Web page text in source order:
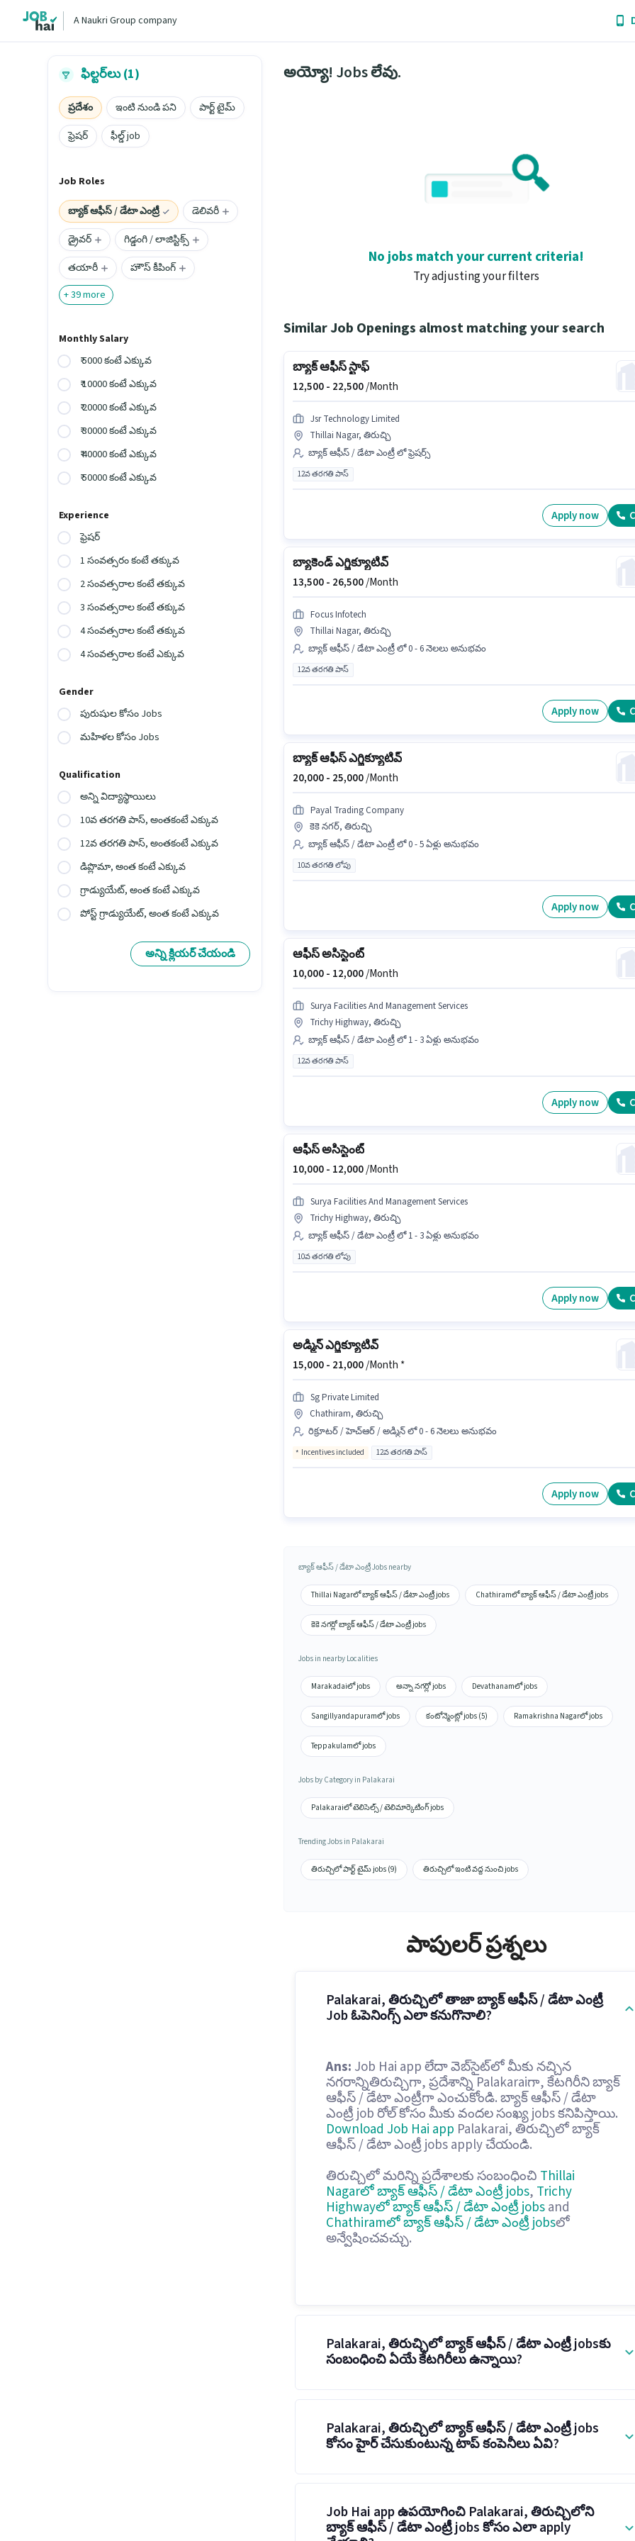
A Naukri Group company
ఫిల్టర్‌లు (1)
ప్రదేశం ఇంటి నుండి పని
పార్ట్ టైమ్
ఫ్రెషర్
ఫీల్డ్ job
Job Roles
బ్యాక్ ఆఫీస్ / డేటా ఎంట్రీ
డెలివరీ
డ్రైవర్
గిడ్డంగి / లాజిస్టిక్స్
తయారీ
హౌస్ కీపింగ్
+39more
Monthly Salary
₹ 5000 కంటే ఎక్కువ
₹ 10000 కంటే ఎక్కువ
₹ 20000 కంటే ఎక్కువ
₹ 30000 కంటే ఎక్కువ
₹ 40000 కంటే ఎక్కువ
₹ 50000 కంటే ఎక్కువ
Experience
ఫ్రెషర్
1 సంవత్సరం కంటే తక్కువ
2 సంవత్సరాల కంటే తక్కువ
3 సంవత్సరాల కంటే తక్కువ
4 సంవత్సరాల కంటే తక్కువ
4 సంవత్సరాల కంటే ఎక్కువ
Gender
పురుషుల కోసం Jobs
మహిళల కోసం Jobs
Qualification
అన్ని విద్యాస్థాయిలు
10వ తరగతి పాస్, అంతకంటే ఎక్కువ
12వ తరగతి పాస్, అంతకంటే ఎక్కువ
డిప్లొమా, అంత కంటే ఎక్కువ
గ్రాడ్యుయేట్, అంత కంటే ఎక్కువ
పోస్ట్ గ్రాడ్యుయేట్, అంత కంటే ఎక్కువ
అన్ని క్లియర్ చేయండి
అయ్యో! Jobs లేవు.
No jobs match your current criteria!
Try adjusting your filters
Similar Job Openings almost matching your search
బ్యాక్ ఆఫీస్ స్టాఫ్
12,500 - 22,500/Month
Jsr Technology Limited
Thillai Nagar, తిరుచ్చి
బ్యాక్ ఆఫీస్ / డేటా ఎంట్రీ లో ఫ్రెషర్స్
12వ తరగతి పాస్
Apply now
బ్యాకెండ్ ఎగ్జిక్యూటివ్
13,500 - 26,500/Month
Focus Infotech
Thillai Nagar, తిరుచ్చి
బ్యాక్ ఆఫీస్ / డేటా ఎంట్రీ లో 0 - 6 నెలలు అనుభవం
12వ తరగతి పాస్
Apply now
బ్యాక్ ఆఫీస్ ఎగ్జిక్యూటివ్
20,000 - 25,000/Month
Payal Trading Company
కెకె నగర్, తిరుచ్చి
బ్యాక్ ఆఫీస్ / డేటా ఎంట్రీ లో 0 - 5 ఏళ్లు అనుభవం
10వ తరగతి లోపు
Apply now
ఆఫీస్ అసిస్టెంట్
10,000 - 12,000/Month
Surya Facilities And Management Services
Trichy Highway, తిరుచ్చి
బ్యాక్ ఆఫీస్ / డేటా ఎంట్రీ లో 1 - 3 ఏళ్లు అనుభవం
12వ తరగతి పాస్
Apply now
ఆఫీస్ అసిస్టెంట్
10,000 - 12,000/Month
Surya Facilities And Management Services
Trichy Highway, తిరుచ్చి
బ్యాక్ ఆఫీస్ / డేటా ఎంట్రీ లో 1 - 3 ఏళ్లు అనుభవం
10వ తరగతి లోపు
Apply now
అడ్మిన్ ఎగ్జిక్యూటివ్
15,000 - 21,000/Month *
Sg Private Limited
Chathiram, తిరుచ్చి
రిక్రూటర్ / హెచ్ఆర్ / అడ్మిన్ లో 0 - 6 నెలలు అనుభవం
Incentives included 12వ తరగతి పాస్
Apply now
బ్యాక్ ఆఫీస్ / డేటా ఎంట్రీ Jobs nearby
Thillai Nagarలో బ్యాక్ ఆఫీస్ / డేటా ఎంట్రీ jobs Chathiramలో బ్యాక్ ఆఫీస్ / డేటా ఎంట్రీ jobs
కెకె నగర్లో బ్యాక్ ఆఫీస్ / డేటా ఎంట్రీ jobs
Jobs in nearby Localities
Marakadaiలో jobs అన్నా నగర్లో jobs Devathanamలో jobs
Sangillyandapuramలో jobs కంటోన్మెంట్లో jobs (5) Ramakrishna Nagarలో jobs
Teppakulamలో jobs
Jobs by Category in Palakarai
Palakaraiలో టెలిసెల్స్ / టెలిమార్కెటింగ్ jobs
Trending Jobs in Palakarai
తిరుచ్చిలో పార్ట్ టైమ్ jobs (9) తిరుచ్చిలో ఇంటి వద్ద నుంచి jobs
పాపులర్ ప్రశ్నలు
Palakarai, తిరుచ్చిలో తాజా బ్యాక్ ఆఫీస్ / డేటా ఎంట్రీ
Job ఓపెనింగ్స్ ఎలా కనుగొనాలి?
Ans: Job Hai app లేదా వెబ్‌సైట్‌లో మీకు నచ్చిన
నగరాన్నితిరుచ్చిగా, ప్రదేశాన్ని Palakaraiగా, కేటగిరీని బ్యాక్
ఆఫీస్ / డేటా ఎంట్రీగా ఎంచుకోండి. బ్యాక్ ఆఫీస్ / డేటా
ఎంట్రీ job రోల్ కోసం మీకు వందల సంఖ్య jobs కనిపిస్తాయి.
Download Job Hai app Palakarai, తిరుచ్చిలో బ్యాక్
ఆఫీస్ / డేటా ఎంట్రీ jobs apply చేయండి.
తిరుచ్చిలో మరిన్ని ప్రదేశాలకు సంబంధించి Thillai
Nagarలో బ్యాక్ ఆఫీస్ / డేటా ఎంట్రీ jobs, Trichy
Highwayలో బ్యాక్ ఆఫీస్ / డేటా ఎంట్రీ jobsand
Chathiramలో బ్యాక్ ఆఫీస్ / డేటా ఎంట్రీ jobsలో
అన్వేషించవచ్చు.
Palakarai, తిరుచ్చిలో బ్యాక్ ఆఫీస్ / డేటా ఎంట్రీ jobsకు
సంబంధించి ఏయే కేటగిరీలు ఉన్నాయి?
Palakarai, తిరుచ్చిలో బ్యాక్ ఆఫీస్ / డేటా ఎంట్రీ jobs
కోసం హైర్ చేసుకుంటున్న టాప్ కంపెనీలు ఏవి?
Job Hai app ఉపయోగించి Palakarai, తిరుచ్చిలోని
బ్యాక్ ఆఫీస్ / డేటా ఎంట్రీ jobs కోసం ఎలా apply